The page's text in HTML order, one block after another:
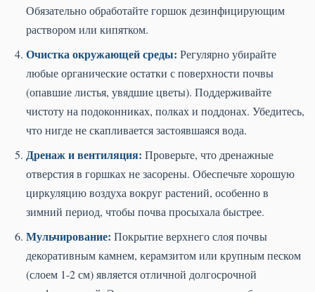
Обязательно обработайте горшок дезинфицирующим
раствором или кипятком.
Очистка окружающей среды: Регулярно убирайте
любые органические остатки с поверхности почвы
(опавшие листья, увядшие цветы). Поддерживайте
чистоту на подоконниках, полках и поддонах. Убедитесь,
что нигде не скапливается застоявшаяся вода.
Дренаж и вентиляция: Проверьте, что дренажные
отверстия в горшках не засорены. Обеспечьте хорошую
циркуляцию воздуха вокруг растений, особенно в
зимний период, чтобы почва просыхала быстрее.
Мульчирование: Покрытие верхнего слоя почвы
декоративным камнем, керамзитом или крупным песком
(слоем 1-2 см) является отличной долгосрочной